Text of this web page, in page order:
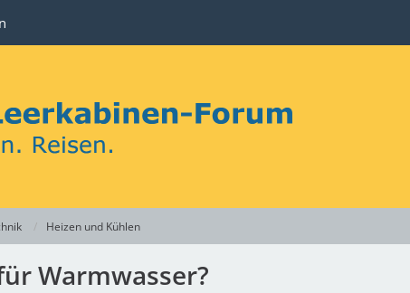
Heizen und Kühlen
Warmwasser?